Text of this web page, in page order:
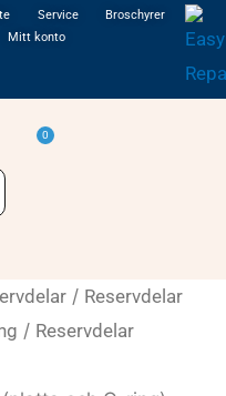
Service
Broschyrer
Mitt konto
0
Varukorg
/ Reservdelar
/ Reservdelar